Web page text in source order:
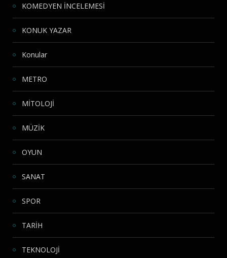
KOMEDYEN İNCELEMESİ
KONUK YAZAR
Konular
METRO
MİTOLOJİ
MÜZİK
OYUN
SANAT
SPOR
TARİH
TEKNOLOJİ